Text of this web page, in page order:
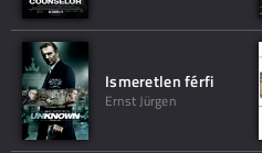
Ismeretlen férfi
Ernst Jürgen